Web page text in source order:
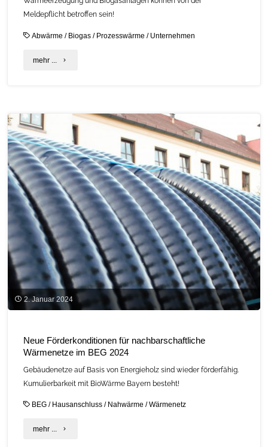
Meldepflicht betroffen sein!
Abwärme / Biogas / Prozesswärme / Unternehmen
mehr ... "Frist
Plattform
für
Abwärme
läuft
ab
–
Bußgeld
droht!"
2. Januar 2024
Neue Förderkonditionen für nachbarschaftliche
Wärmenetze im BEG 2024
Gebäudenetze auf Basis von Energieholz sind wieder förderfähig.
Kumulierbarkeit mit BioWärme Bayern besteht!
BEG / Hausanschluss / Nahwärme /Wärmenetz
mehr ... "Neue